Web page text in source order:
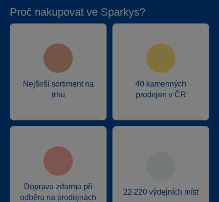
Proč nakupovat ve Sparkys?
Nejširší sortiment na
trhu
40 kamenných
prodejen v ČR
Doprava zdarma při
odběru na prodejnách
22 220 výdejních míst